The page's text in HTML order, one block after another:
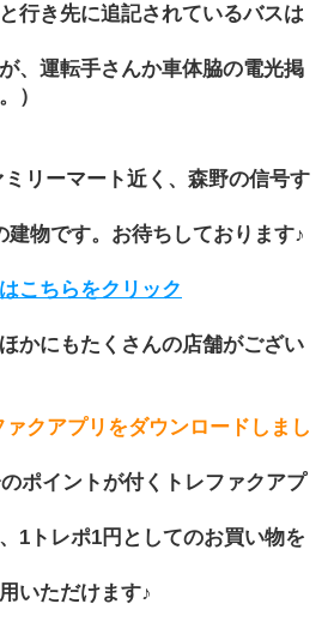
行き先に追記されているバスは
、運転手さんか車体脇の電光掲
）
ミリーマート近く、森野の信号す
建物です。お待ちしております♪
こちらをクリック
かにもたくさんの店舗がござい
クアプリをダウンロードしまし
ポイントが付くトレファクアプ
1トレポ1円としてのお買い物を
いただけます♪